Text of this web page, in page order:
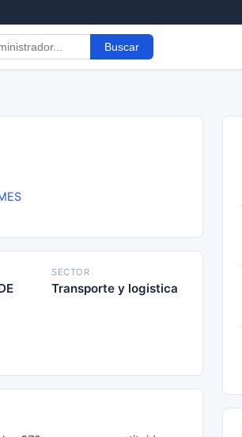
Buscar
SECTOR
Transporte y logistica